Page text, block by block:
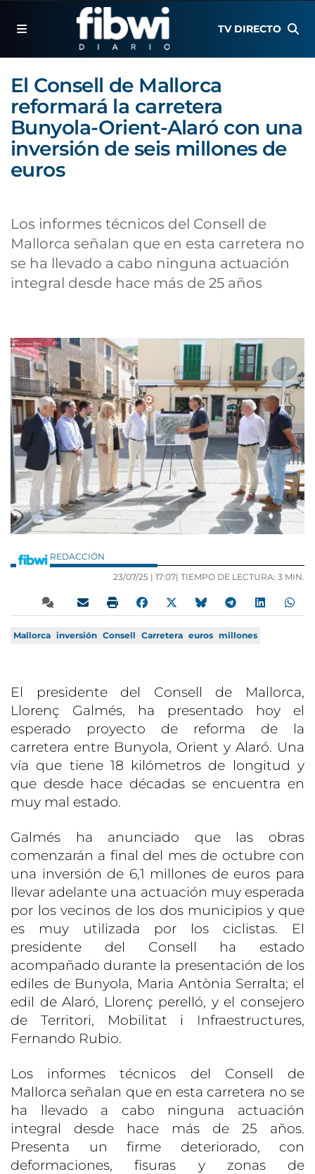
TV DIRECTO
El Consell de Mallorca
reformará la carretera
Bunyola-Orient-Alaró con una
inversión de seis millones de
euros
Los informes técnicos del Consell de
Mallorca señalan que en esta carretera no
se ha llevado a cabo ninguna actuación
integral desde hace más de 25 años
REDACCIÓN
23/07/25 | 17:07| TIEMPO DE LECTURA: 3 MIN.
Mallorca inversión Consell Carretera euros millones
El presidente del Consell de Mallorca,
Llorenç Galmés, ha presentado hoy el
esperado proyecto de reforma de la
carretera entre Bunyola, Orient y Alaró. Una
vía que tiene 18 kilómetros de longitud y
que desde hace décadas se encuentra en
muy mal estado.
Galmés ha anunciado que las obras
comenzarán a final del mes de octubre con
una inversión de 6,1 millones de euros para
llevar adelante una actuación muy esperada
por los vecinos de los dos municipios y que
es muy utilizada por los ciclistas. El
presidente del Consell ha estado
acompañado durante la presentación de los
ediles de Bunyola, Maria Antònia Serralta; el
edil de Alaró, Llorenç perelló, y el consejero
de Territori, Mobilitat i Infraestructures,
Fernando Rubio.
Los informes técnicos del Consell de
Mallorca señalan que en esta carretera no se
ha llevado a cabo ninguna actuación
integral desde hace más de 25 años.
Presenta un firme deteriorado, con
deformaciones, fisuras y zonas de